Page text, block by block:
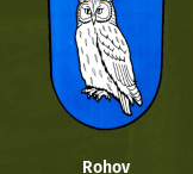
Rohov